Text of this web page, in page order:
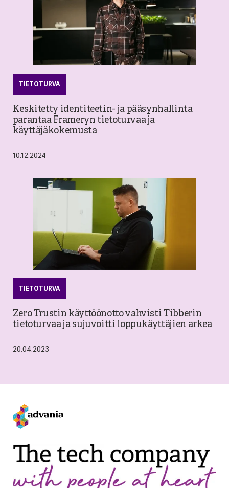
TIETOTURVA
Keskitetty identiteetin- ja pääsynhallinta
parantaa Frameryn tietoturvaa ja
käyttäjäkokemusta
10.12.2024
TIETOTURVA
Zero Trustin käyttöönotto vahvisti Tibberin
tietoturvaa ja sujuvoitti loppukäyttäjien arkea
20.04.2023